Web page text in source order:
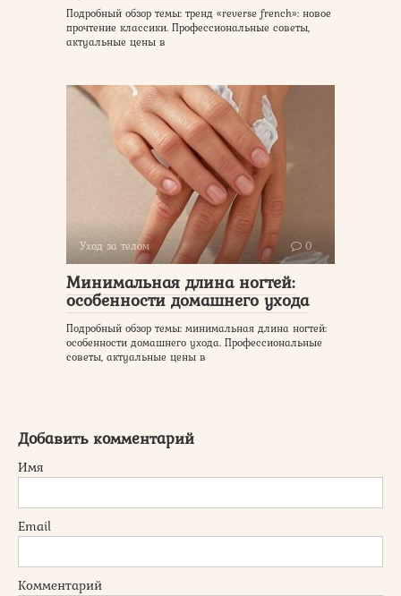
Подробный обзор темы: тренд «reverse french»: новое
прочтение классики. Профессиональные советы,
актуальные цены в
Уход за телом 0
Минимальная длина ногтей:
особенности домашнего ухода
Подробный обзор темы: минимальная длина ногтей:
особенности домашнего ухода. Профессиональные
советы, актуальные цены в
Добавить комментарий
Имя
Email
Комментарий